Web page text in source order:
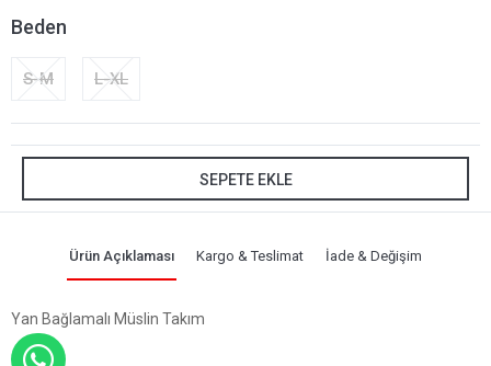
Beden
S-M L-XL
SEPETE EKLE
Ürün Açıklaması Kargo & Teslimat İade & Değişim
Yan Bağlamalı Müslin Takım